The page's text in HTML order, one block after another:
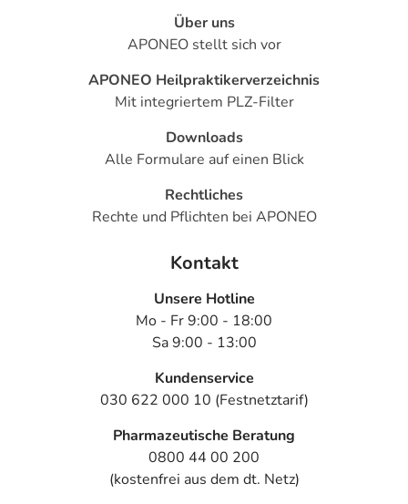
Über uns
APONEO stellt sich vor
APONEO Heilpraktikerverzeichnis
Mit integriertem PLZ-Filter
Downloads
Alle Formulare auf einen Blick
Rechtliches
Rechte und Pflichten bei APONEO
Kontakt
Unsere Hotline
Mo - Fr 9:00 - 18:00
Sa 9:00 - 13:00
Kundenservice
030 622 000 10 (Festnetztarif)
Pharmazeutische Beratung
0800 44 00 200
(kostenfrei aus dem dt. Netz)